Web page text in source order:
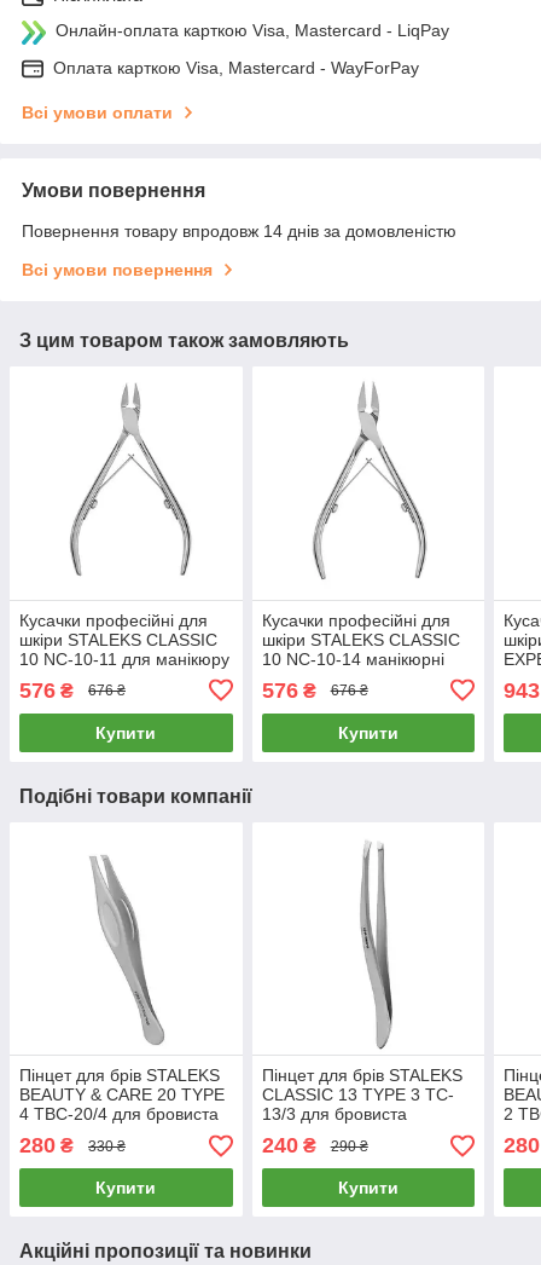
Онлайн-оплата карткою Visa, Mastercard - LiqPay
Оплата карткою Visa, Mastercard - WayForPay
Всі умови оплати
Умови повернення
Повернення товару впродовж 14 днів за домовленістю
Всі умови повернення
З цим товаром також замовляють
Кусачки професійні для
шкіри STALEKS CLASSIC
10 NC-10-11 для манікюру
нігтів
576 ₴ 676 ₴
Купити
Кусачки професійні для
шкіри STALEKS CLASSIC
10 NC-10-14 манікюрні
кусачки для манікюру для
нігтів
576₴ 676 ₴
Купити
943
Подібні товари компанії
Пінцет для брів STALEKS
BEAUTY & CARE 20 TYPE
4 TBC-20/4 для бровиста
інструмент сталекс для
манікюру
280 ₴ 330 ₴
Купити
Пінцет для брів STALEKS
CLASSIC 13 TYPE 3 TC-
13/3 для бровиста
скошений для
нарощування
240₴ 290 ₴
Купити
2
280
Акційні пропозиції та новинки